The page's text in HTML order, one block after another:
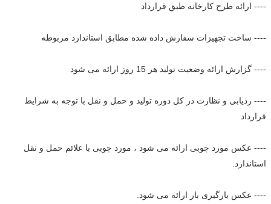
---- ارائه طرح کارخانه طبق قرارداد
---- ساخت تجهیزات سفارش داده شده مطابق استاندارد مربوطه
---- گزارش ارائه وضعیت تولید هر 15 روز ارائه می شود
---- ردیابی و نظارت در کل دوره تولید و حمل و نقل با توجه به شرایط
قرارداد
---- عکس مورد چوبی ارائه می شود ، مورد چوبی با علائم حمل و نقل
استاندارد.
---- عکس بارگیری بار ارائه می شود.